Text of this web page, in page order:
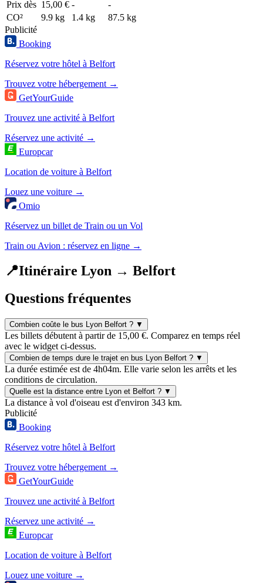
Prix dès 15,00 € -
-
CO²
9.9 kg 1.4 kg
87.5 kg
Publicité
Booking
Réservez votre hôtel à Belfort
Trouvez votre hébergement →
GetYourGuide
Trouvez une activité à Belfort
Réservez une activité →
Europcar
Location de voiture à Belfort
Louez une voiture →
Omio
Réservez un billet de Train ou un Vol
Train ou Avion : réservez en ligne →
📍Itinéraire Lyon → Belfort
Questions fréquentes
Combien coûte le bus Lyon Belfort ? ▼
Les billets débutent à partir de 15,00 €. Comparez en temps réel
avec le widget ci-dessus.
Combien de temps dure le trajet en bus Lyon Belfort ? ▼
La durée estimée est de 4h04m. Elle varie selon les arrêts et les
conditions de circulation.
Quelle est la distance entre Lyon et Belfort ? ▼
La distance à vol d'oiseau est d'environ 343 km.
Publicité
Booking
Réservez votre hôtel à Belfort
Trouvez votre hébergement →
GetYourGuide
Trouvez une activité à Belfort
Réservez une activité →
Europcar
Location de voiture à Belfort
Louez une voiture →